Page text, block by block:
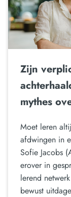
Zijn
mythes
Moet leren
afdwingen in
Sofie Jacobs
erover in
lerend
bewust